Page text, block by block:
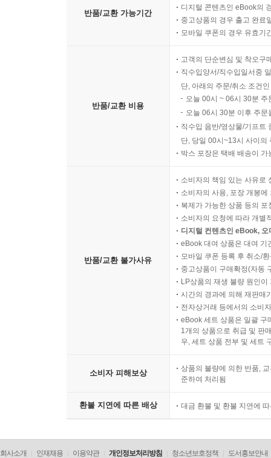
반품/교환 가능기간
디지털 콘텐츠인 eBook의
중고상품의 경우 출고 완료
모바일 쿠폰의 경우 유효기
반품/교환 비용
고객의 단순변심 및 착오구
직수입양서/직수입일서중
단, 아래의 주문/취소 조건
오늘 00시 ~ 06시 30분
오늘 06시 30분 이후 주
직수입 음반/영상물/기프트
단, 당일 00시~13시 사이의
박스 포장은 택배 배송이
반품/교환 불가사유
소비자의 책임 있는 사유로
소비자의 사용, 포장 개봉
복제가 가능한 상품 등의
소비자의 요청에 따라 개별
디지털 컨텐츠인 eBook,
eBook 대여 상품은 대여 기
모바일 쿠폰 등록 후 취소/
중고상품이 구매확정(자동
LP상품의 재생 불량 원인
시간의 경과에 의해 재판매
전자상거래 등에서의 소비
eBook 세트 상품은 일괄 구
1개의 상품으로 취급 및 판
우, 세트 상품 전부 및 세트
소비자 피해보상
상품의 불량에 의한 반품,
준하여 처리됨
환불 지연에 따른 배상 대금 환불 및 환불 지연에
회사소개 인재채용 이용약관 개인정보처리방침 청소년보호정책 도서홍보안내